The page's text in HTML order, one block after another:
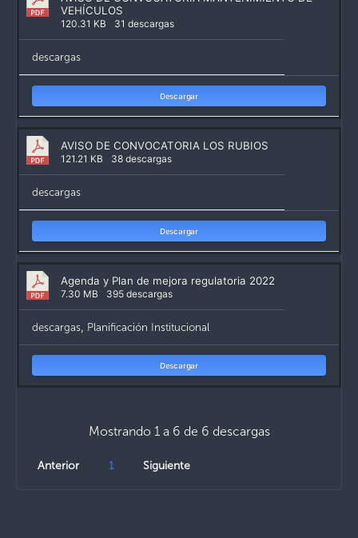
VEHÍCULOS
120.31 KB 31 descargas
descargas
Descargar
AVISO DE CONVOCATORIA LOS RUBIOS
121.21 KB 38 descargas
descargas
Descargar
Agenda y Plan de mejora regulatoria 2022
7.30 MB 395 descargas
descargas, Planificación Institucional
Descargar
Mostrando 1 a 6 de 6 descargas
Anterior 1 Siguiente